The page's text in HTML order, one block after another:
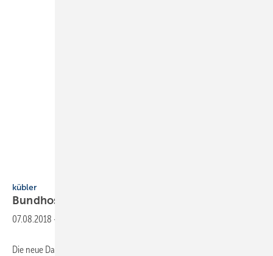
kübler
Bundhose auch für
07.08.2018 -
Die neue Damenbundhose aus der Serie Kübler „Activiq“ in Schwarz-